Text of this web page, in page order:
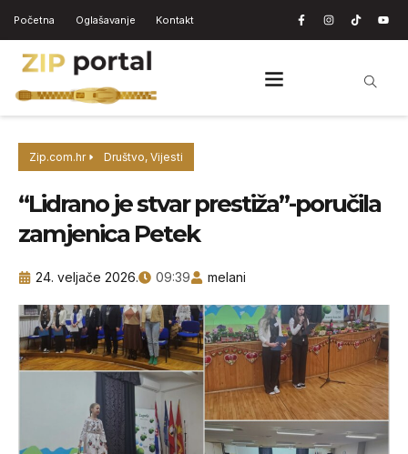
Početna Oglašavanje Kontakt
Zip.com.hr Društvo, Vijesti
“Lidrano je stvar prestiža”-poručila
zamjenica Petek
24. veljače 2026. 09:39 melani